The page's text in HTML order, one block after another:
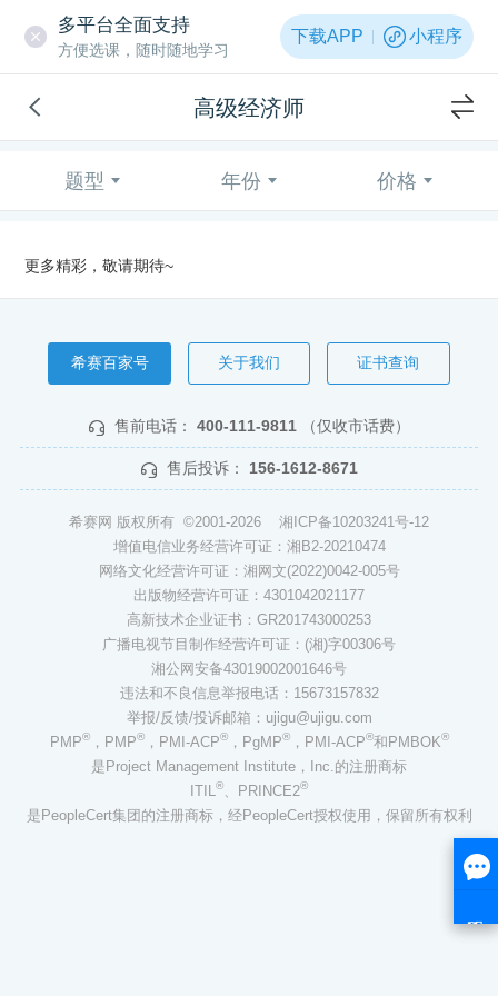
多平台全面支持
方便选课，随时随地学习
下载APP 小程序
高级经济师
题型 年份 价格
更多精彩，敬请期待~
希赛百家号 关于我们 证书查询
售前电话： 400-111-9811 （仅收市话费）
售后投诉： 156-1612-8671
希赛网 版权所有 ©2001-2026 湘ICP备10203241号-12
增值电信业务经营许可证：湘B2-20210474
网络文化经营许可证：湘网文(2022)0042-005号
出版物经营许可证：4301042021177
高新技术企业证书：GR201743000253
广播电视节目制作经营许可证：(湘)字00306号
湘公网安备43019002001646号
违法和不良信息举报电话：15673157832
举报/反馈/投诉邮箱：ujigu@ujigu.com
PMP®，PMP®，PMI-ACP®，PgMP®，PMI-ACP®和PMBOK®
是Project Management Institute，Inc.的注册商标
ITIL®、PRINCE2®
是PeopleCert集团的注册商标，经PeopleCert授权使用，保留所有权利